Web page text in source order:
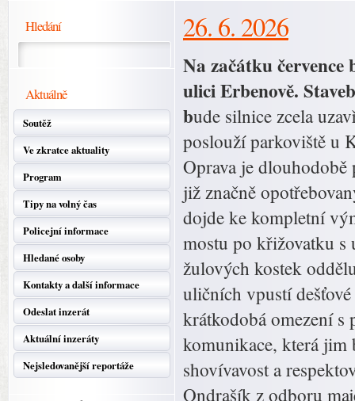
Hledání
Aktuálně
Soutěž
Ve zkratce aktuality
Program
Tipy na volný čas
Policejní informace
Hledané osoby
Kontakty a další informace
Odeslat inzerát
Aktuální inzeráty
Nejsledovanější reportáže
26. 6. 2026
Na začátku
ulici Erbenově.
bude silnice zcela
poslouží parkoviště u
Oprava je
již značně
dojde ke kompletní
mostu po křižovatku s
žulových kostek
uličních vpustí
krátkodobá omezení s
komunikace, která jim
shovívavost a
Ondrašík z odboru